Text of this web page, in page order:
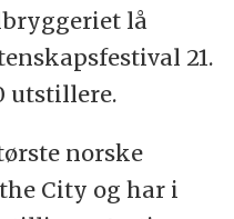
lå
21.
utstillere.
norske
City og har i